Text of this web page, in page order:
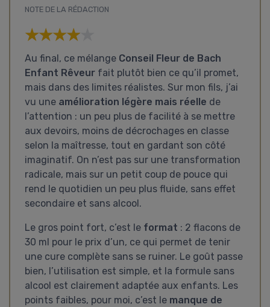
NOTE DE LA RÉDACTION
★★★★★
★★★★★
Au final, ce mélange Conseil Fleur de Bach
Enfant Rêveur fait plutôt bien ce qu’il promet,
mais dans des limites réalistes. Sur mon fils, j’ai
vu une amélioration légère mais réelle de
l’attention : un peu plus de facilité à se mettre
aux devoirs, moins de décrochages en classe
selon la maîtresse, tout en gardant son côté
imaginatif. On n’est pas sur une transformation
radicale, mais sur un petit coup de pouce qui
rend le quotidien un peu plus fluide, sans effet
secondaire et sans alcool.
Le gros point fort, c’est le format : 2 flacons de
30 ml pour le prix d’un, ce qui permet de tenir
une cure complète sans se ruiner. Le goût passe
bien, l’utilisation est simple, et la formule sans
alcool est clairement adaptée aux enfants. Les
points faibles, pour moi, c’est le manque de